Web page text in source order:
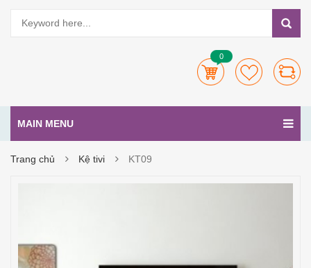
0
MAIN MENU
Trang chủ Kệ tivi KT09